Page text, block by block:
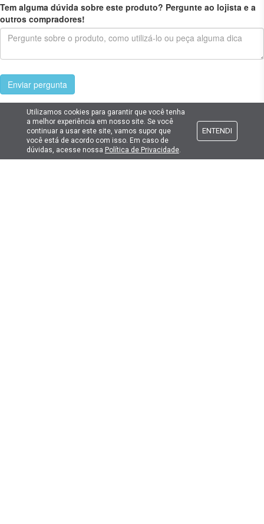
Tem alguma dúvida sobre este produto? Pergunte ao lojista e a
outros compradores!
Enviar pergunta
Cadastre seu e-mail
E fique por dentro das promoções e novidades da Lima Hobbies!
Utilizamos cookies para garantir que você tenha
a melhor experiência em nosso site. Se você
continuar a usar este site, vamos supor que
você está de acordo com isso. Em caso de
dúvidas, acesse nossa Política de Privacidade.
ENTENDI